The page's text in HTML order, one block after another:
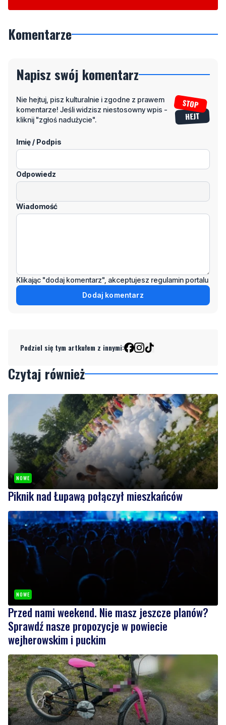
Komentarze
Napisz swój komentarz
Nie hejtuj, pisz kulturalnie i zgodne z prawem
komentarze! Jeśli widzisz niestosowny wpis -
kliknij "zgłoś nadużycie".
Imię / Podpis
Odpowiedz
Wiadomość
Klikając "dodaj komentarz", akceptujesz regulamin portalu
Dodaj komentarz
Podziel się tym artkułem z innymi:
Czytaj również
NOWE
Piknik nad Łupawą połączył mieszkańców
NOWE
Przed nami weekend. Nie masz jeszcze planów?
Sprawdź nasze propozycje w powiecie
wejherowskim i puckim